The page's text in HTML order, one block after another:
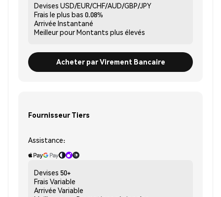
Devises USD/EUR/CHF/AUD/GBP/JPY
Frais le plus bas 0.08%
Arrivée Instantané
Meilleur pourMontants plus élevés
Acheter par Virement Bancaire
Fournisseur Tiers
Assistance:
Devises 50+
Frais Variable
Arrivée Variable